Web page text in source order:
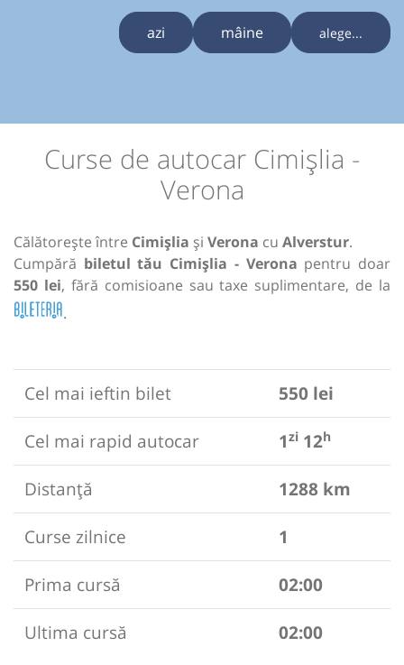
azi mâine alege...
Curse de autocar Cimișlia -
Verona
Călătorește între Cimișlia și Verona cu Alverstur.
Cumpără biletul tău Cimișlia - Verona pentru doar
550 lei, fără comisioane sau taxe suplimentare, de la
.
Cel mai ieftin bilet
550 lei
Cel mai rapid autocar
1zi 12h
Distanță
1288 km
Curse zilnice
1
Prima cursă
02:00
Ultima cursă
02:00